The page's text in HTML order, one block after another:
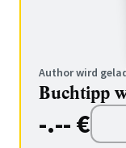
Author wird
Buchtipp
-.-- €